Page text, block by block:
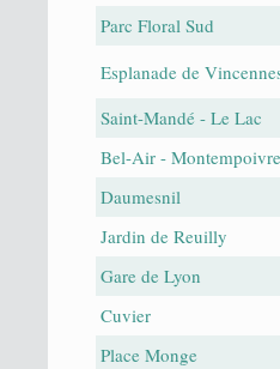
Parc Floral Sud
Esplanade de
Saint-Mandé - Le Lac
Bel-Air - Montempoivre
Daumesnil
Jardin de Reuilly
Gare de Lyon
Cuvier
Place Monge